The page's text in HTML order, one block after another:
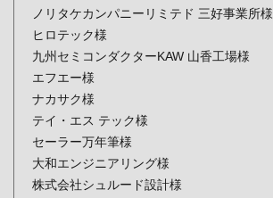
ノリタケカンパニーリミテド 三好事業所様
ヒロテック様
九州セミコンダクターKAW 山香工場様
エフエー様
ナカサク様
テイ・エス テック様
セーラー万年筆様
大和エンジニアリング様
株式会社シュルード設計様